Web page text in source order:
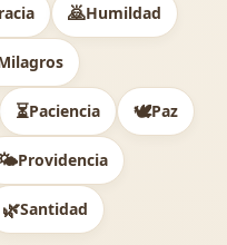
🙇Humildad
⏳Paciencia 🕊️Paz
Providencia
🌿Santidad